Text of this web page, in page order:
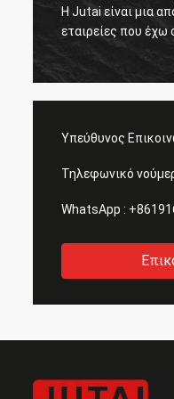
Η Jutai είναι μια
εταιρείες που έχω
Υπεύθυνος
Τηλεφωνικό
WhatsApp :